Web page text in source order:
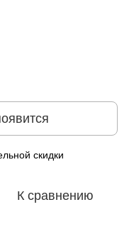
скидки
К сравнению